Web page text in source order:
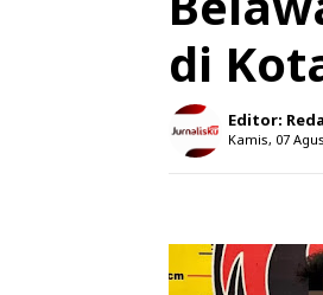
di
Editor:
Kamis, 07